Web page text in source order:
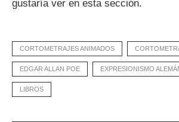
gustaría ver en esta sección.
CORTOMETRAJES ANIMADOS
EDGAR ALLAN POE EXPRESIONISMO
LIBROS